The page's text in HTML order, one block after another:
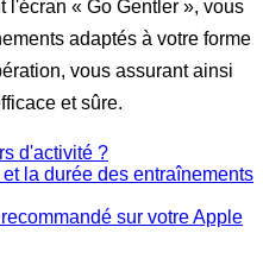
l'écran « Go Gentler », vous
adaptés à votre forme
vous assurant ainsi
et sûre.
d'activité ?
la durée des entraînements
sur votre Apple